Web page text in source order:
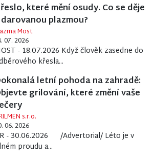
které mění osudy. Co se děje
plazmou?
Most
07. 2026
- 18.07.2026 Když člověk zasedne do
křesla...
letní pohoda na zahradě:
grilování, které změní vaše
s.r.o.
06. 2026
- 30.06.2026 /Advertorial/ Léto je v
proudu a...